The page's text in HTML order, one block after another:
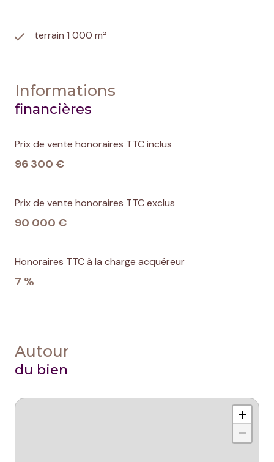
terrain 1 000 m²
Informations
financières
Prix de vente honoraires TTC inclus
96 300 €
Prix de vente honoraires TTC exclus
90 000 €
Honoraires TTC à la charge acquéreur
7 %
Autour
du bien
+
−